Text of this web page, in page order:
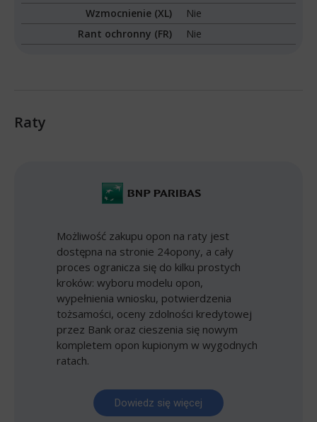
Wzmocnienie (XL)
Nie
Rant ochronny (FR)
Nie
Raty
Możliwość zakupu opon na raty jest
dostępna na stronie 24opony, a cały
proces ogranicza się do kilku prostych
kroków: wyboru modelu opon,
wypełnienia wniosku, potwierdzenia
tożsamości, oceny zdolności kredytowej
przez Bank oraz cieszenia się nowym
kompletem opon kupionym w wygodnych
ratach.
Dowiedz się więcej